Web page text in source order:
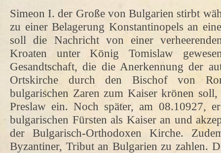
Simeon I. der Große von Bulgarien stirbt
zu einer Belagerung Konstantinopels an
soll die Nachricht von einer
Kroaten unter König Tomislaw
Gesandtschaft, die die Anerkennung der
Ortskirche durch den Bischof von
bulgarischen Zaren zum Kaiser krönen
Preslaw ein. Noch später, am 08.10927,
bulgarischen Fürsten als Kaiser an und
der Bulgarisch-Orthodoxen Kirche.
Byzantiner, Tribut an Bulgarien zu zahlen.